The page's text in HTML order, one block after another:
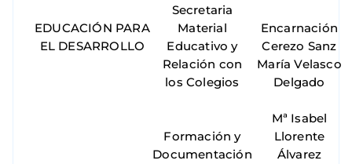
Secretaria
EDUCACIÓN PARA
EL DESARROLLO
Material
Educativo y
Relación con
los Colegios
Formación y
Documentación
Encarnación
Cerezo Sanz
María Velasco
Delgado
Mª Isabel
Llorente
Álvarez